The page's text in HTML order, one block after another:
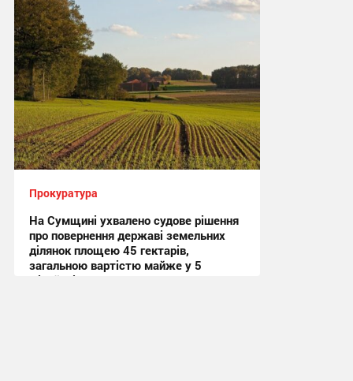
Прокуратура
На Сумщині ухвалено судове рішення
про повернення державі земельних
ділянок площею 45 гектарів,
загальною вартістю майже у 5
мільйонів гривень